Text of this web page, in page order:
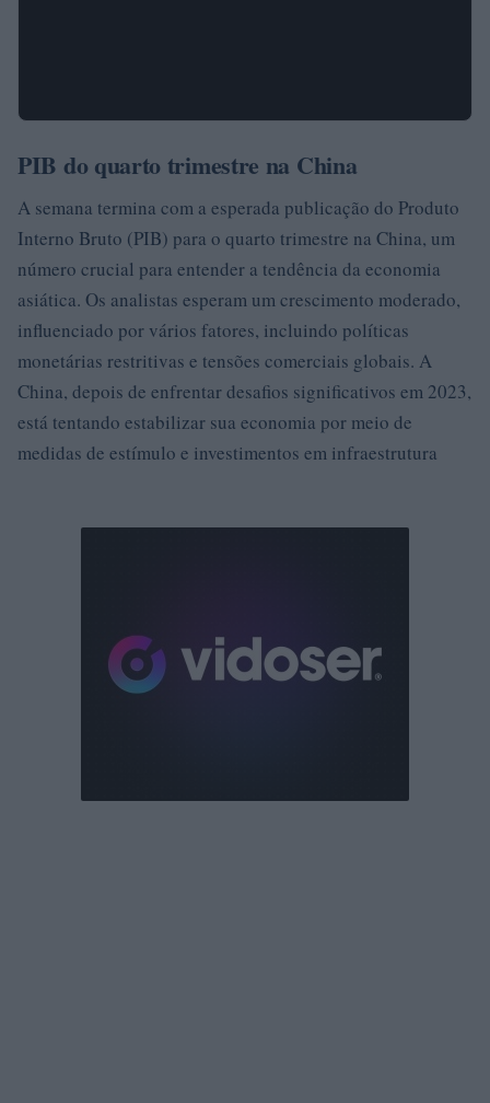
PIB do quarto trimestre na China
A semana termina com a esperada publicação do Produto
Interno Bruto (PIB) para o quarto trimestre na China, um
número crucial para entender a tendência da economia
asiática. Os analistas esperam um crescimento moderado,
influenciado por vários fatores, incluindo políticas
monetárias restritivas e tensões comerciais globais. A
China, depois de enfrentar desafios significativos em 2023,
está tentando estabilizar sua economia por meio de
medidas de estímulo e investimentos em infraestrutura